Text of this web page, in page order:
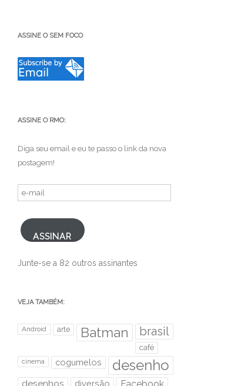
ASSINE O SEM FOCO
ASSINE O RMO:
Diga seu email e eu te passo o link da nova
postagem!
e-
mail
ASSINAR
Junte-se a 82 outros assinantes
VEJA TAMBÉM:
Android arte Batman brasil
café
cinema cogumelos desenho
desenhos diversão Facebook